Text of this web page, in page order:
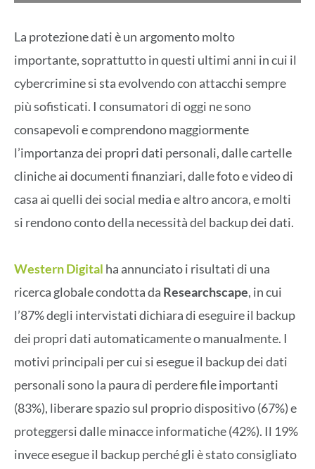
La protezione dati è un argomento molto
importante, soprattutto in questi ultimi anni in cui il
cybercrimine si sta evolvendo con attacchi sempre
più sofisticati. I consumatori di oggi ne sono
consapevoli e comprendono maggiormente
l’importanza dei propri dati personali, dalle cartelle
cliniche ai documenti finanziari, dalle foto e video di
casa ai quelli dei social media e altro ancora, e molti
si rendono conto della necessità del backup dei dati.
Western Digital ha annunciato i risultati di una
ricerca globale condotta da Researchscape, in cui
l’87% degli intervistati dichiara di eseguire il backup
dei propri dati automaticamente o manualmente. I
motivi principali per cui si esegue il backup dei dati
personali sono la paura di perdere file importanti
(83%), liberare spazio sul proprio dispositivo (67%) e
proteggersi dalle minacce informatiche (42%). Il 19%
invece esegue il backup perché gli è stato consigliato